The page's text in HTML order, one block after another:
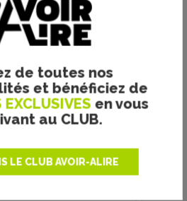
de toutes nos
et bénéficiez de
EXCLUSIVES en vous
au CLUB.
LE CLUB AVOIR-ALIRE
9 juillet 2019